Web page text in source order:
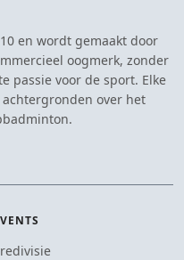
en wordt gemaakt door
oogmerk, zonder
passie voor de sport. Elke
over het